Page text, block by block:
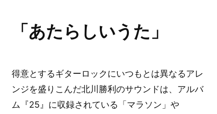
「あたらしいうた」
得意とするギターロックにいつもとは異なるアレ
ンジを盛りこんだ北川勝利のサウンドは、アルバ
ム『25』に収録されている「マラソン」や